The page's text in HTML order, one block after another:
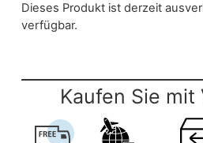
Dieses Produkt ist derzeit
verfügbar.
Kaufen Sie mit